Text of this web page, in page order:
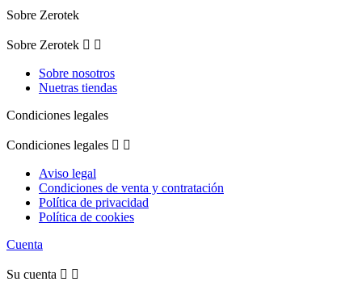
Sobre Zerotek
Sobre Zerotek  
Sobre nosotros
Nuetras tiendas
Condiciones legales
Condiciones legales  
Aviso legal
Condiciones de venta y contratación
Política de privacidad
Política de cookies
Cuenta
Su cuenta  